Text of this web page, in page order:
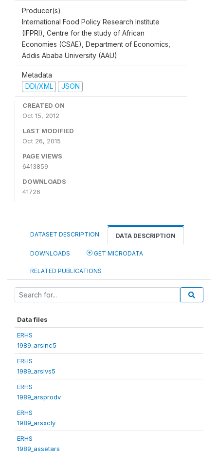
Producer(s)
International Food Policy Research Institute
(IFPRI), Centre for the study of African
Economies (CSAE), Department of Economics,
Addis Ababa University (AAU)
Metadata
DDI/XML
JSON
CREATED ON
Oct 15, 2012
LAST MODIFIED
Oct 26, 2015
PAGE VIEWS
6413859
DOWNLOADS
41726
DATASET DESCRIPTION DATA DESCRIPTION
DOWNLOADS GET MICRODATA
RELATED PUBLICATIONS
Data files
ERHS
1989_arsinc5
ERHS
1989_arslvs5
ERHS
1989_arsprodv
ERHS
1989_arsxcly
ERHS
1989_assetars